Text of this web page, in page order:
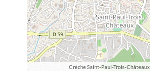
Crèche Saint-Paul-Trois-Châteaux